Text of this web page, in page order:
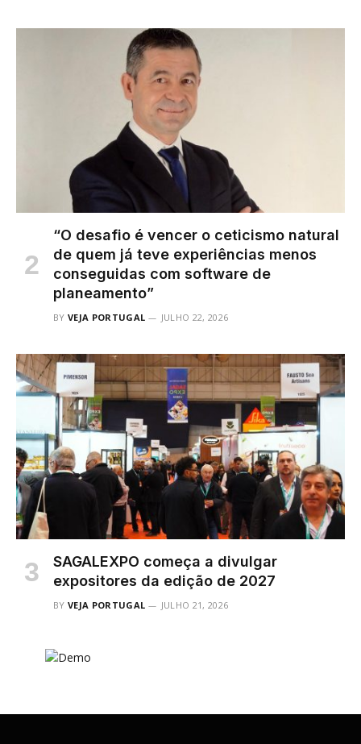
“O desafio é vencer o ceticismo natural
de quem já teve experiências menos
conseguidas com software de
planeamento”
BY VEJA PORTUGAL JULHO 22, 2026
SAGALEXPO começa a divulgar
expositores da edição de 2027
BY VEJA PORTUGAL JULHO 21, 2026